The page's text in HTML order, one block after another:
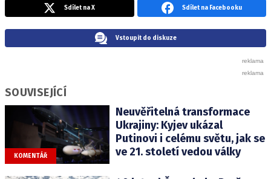
Sdílet na X Sdílet na Facebooku
Vstoupit do diskuze
SOUVISEJÍCÍ
KOMENTÁŘ
Neuvěřitelná transformace
Ukrajiny: Kyjev ukázal
Putinovi i celému světu, jak se
ve 21. století vedou války